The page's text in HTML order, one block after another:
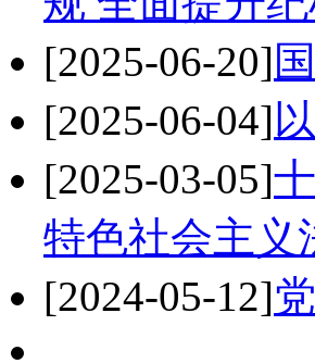
[2025-06-20]
[2025-06-04]
[2025-03-05]
特色社会主义
[2024-05-12]